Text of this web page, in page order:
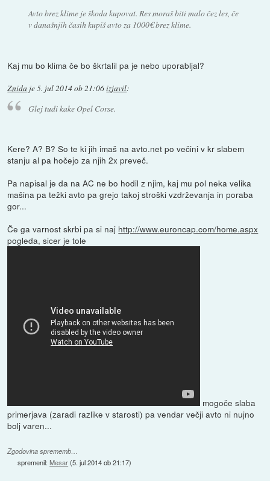
Avto brez klime je škoda kupovat. Res moraš biti malo čez les, če
v današnjih časih kupiš avto za 1000€ brez klime.
Kaj mu bo klima če bo škrtalil pa je nebo uporabljal?
Znida je5. jul 2014 ob 21:06izjavil:
Glej tudi kake Opel Corse.
Kere? A? B? So te ki jih imaš na avto.net po večini v kr slabem
stanju al pa hočejo za njih 2x preveč.
Pa napisal je da na AC ne bo hodil z njim, kaj mu pol neka velika
mašina pa težki avto pa grejo takoj stroški vzdrževanja in poraba
gor...
Če ga varnost skrbi pa si naj http://www.euroncap.com/home.aspx
pogleda, sicer je tole
mogoče slaba
primerjava (zaradi razlike v starosti) pa vendar večji avto ni nujno
bolj varen...
Zgodovina sprememb…
spremenil:Mesar(5. jul 2014 ob 21:17)